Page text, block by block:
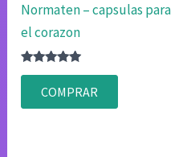
Normaten – capsulas para
el corazon
Valorado
4.80
de 5
COMPRAR